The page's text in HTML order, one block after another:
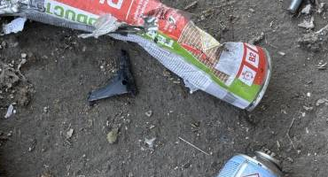
Prijavi se na cajtng